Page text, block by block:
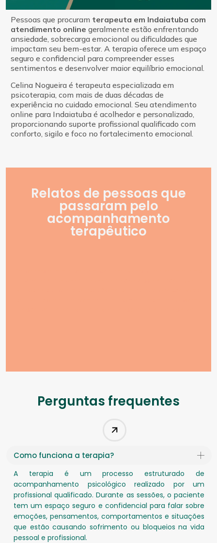
Pessoas que procuram terapeuta em Indaiatuba com
atendimento online geralmente estão enfrentando
ansiedade, sobrecarga emocional ou dificuldades que
impactam seu bem-estar. A terapia oferece um espaço
seguro e confidencial para compreender esses
sentimentos e desenvolver maior equilíbrio emocional.
Celina Nogueira é terapeuta especializada em
psicoterapia, com mais de duas décadas de
experiência no cuidado emocional. Seu atendimento
online para Indaiatuba é acolhedor e personalizado,
proporcionando suporte profissional qualificado com
conforto, sigilo e foco no fortalecimento emocional.
Relatos de pessoas que
passaram pelo
acompanhamento
terapêutico
Perguntas frequentes
Como funciona a terapia?
A terapia é um processo estruturado de
acompanhamento psicológico realizado por um
profissional qualificado. Durante as sessões, o paciente
tem um espaço seguro e confidencial para falar sobre
emoções, pensamentos, comportamentos e situações
que estão causando sofrimento ou bloqueios na vida
pessoal e profissional.